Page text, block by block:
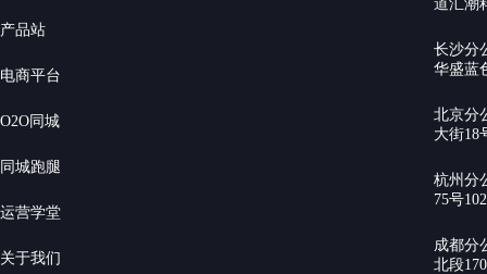
产品站
电商平台
O2O同城
同城跑腿
运营学堂
关于我们
道汇潮
长沙分
华盛蓝
北京分
大街18
杭州分
75号
成都分
北段